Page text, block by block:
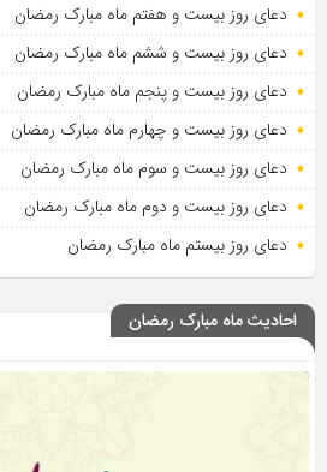
دعای روز بیست و هفتم ماه مبارک رمضان
دعای روز بیست و ششم ماه مبارک رمضان
دعای روز بیست و پنجم ماه مبارک رمضان
دعای روز بیست و چهارم ماه مبارک رمضان
دعای روز بیست و سوم ماه مبارک رمضان
دعای روز بیست و دوم ماه مبارک رمضان
دعای روز بیستم ماه مبارک رمضان
احادیث ماه مبارک رمضان